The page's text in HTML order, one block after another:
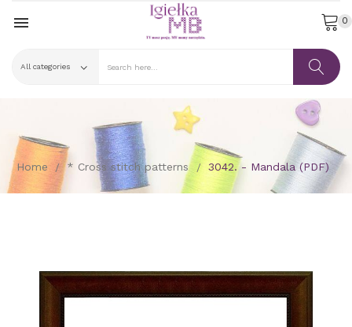
 0
Home * Cross stitch patterns 3042. - Mandala (PDF)